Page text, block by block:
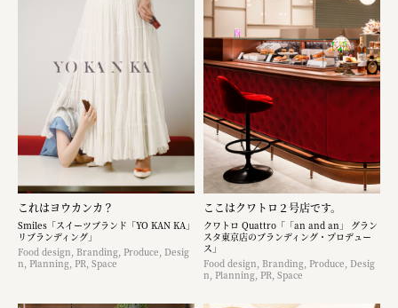
これはヨウカンカ？
Smiles「スイーツブランド「YO KAN KA」
リブランディング」
Food design, Branding, Produce, Desig
n, Planning, PR, Space
ここはクワトロ２号店です。
クワトロ Quattro「「an and an」 グラン
スタ東京店のブランディング・プロデュー
ス」
Food design, Branding, Produce, Desig
n, Planning, PR, Space